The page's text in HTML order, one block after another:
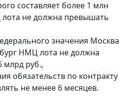
составляет более 1 млн
не должна превышать
значения Москва
НМЦ лота не должна
млрд руб.,
обязательств по контракту
не менее 6 месяцев.